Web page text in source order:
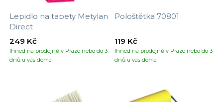
Lepidlo na tapety Metylan
Direct
Ihned na prodejně v Praze nebo do 3
dnů u vás doma
249 Kč
Pološtětka 70801
Ihned na prodejně v Praze nebo do 3
dnů u vás doma
119 Kč